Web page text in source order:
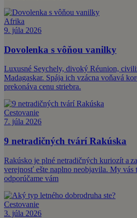
Afrika
9. júla 2026
Dovolenka s vôňou vanilky
Luxusné Seychely, divoký Réunion,
Madagaskar. Spája ich vzácna voňavá
prekonáva cenu striebra.
Cestovanie
7. júla 2026
9 netradičných tvárí Rakúska
Rakúsko je plné netradičných kuriozít a
verejnosť ešte naplno neobjavila. My vás
odporúčame vám
Cestovanie
3. júla 2026